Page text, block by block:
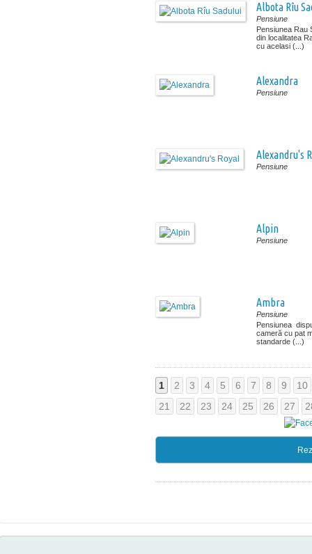
Albota Rîu
Pensiune
Pensiunea Rau
din localitatea
cu acelasi (...)
Alexandra
Pensiune
Alexandru's
Pensiune
Alpin
Pensiune
Ambra
Pensiune
Pensiunea
cameră cu pat
standarde (...)
1 2 3 4 5 6 7 8 9
10
21
22 23 24 25 26 27